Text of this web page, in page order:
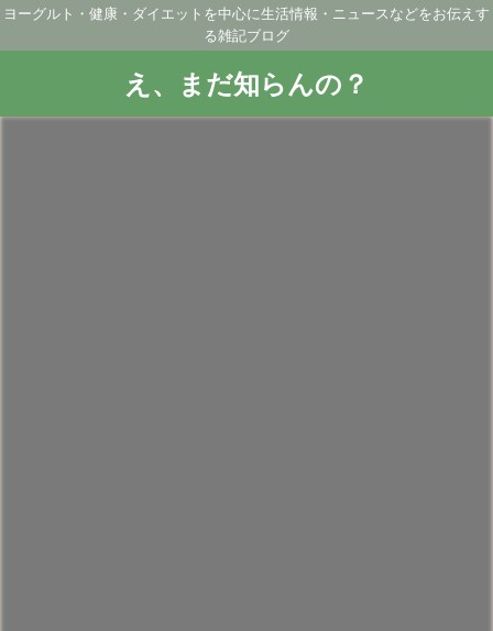
ヨーグルト・健康・ダイエットを中心に生活情報・ニュースなどをお伝えす
る雑記ブログ
え、まだ知らんの？